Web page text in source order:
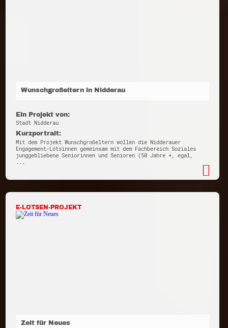
Wunschgroßeltern in Nidderau
Ein Projekt von:
Stadt Nidderau
Kurzportrait:
Mit dem Projekt Wunschgroßeltern wollen die Nidderauer
Engagement-Lotsinnen gemeinsam mit dem Fachbereich Soziales
junggebliebene Seniorinnen und Senioren (50 Jahre +, egal,
...
E-LOTSEN-PROJEKT
Zeit für Neues